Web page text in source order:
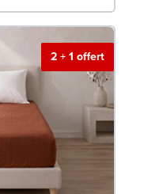
2 + 1 offert